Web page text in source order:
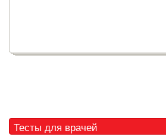
Тесты для врачей